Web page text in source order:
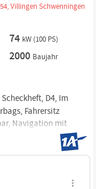
Villingen Schwenningen
74 kW (100 PS)
2000 Baujahr
D4, Im
Fahrersitz
Navigation mit
Sensoren hinten,